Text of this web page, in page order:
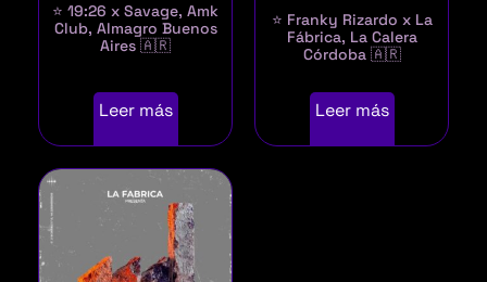
⭐ 19:26 x Savage, Amk
Club, Almagro Buenos
Aires 🇦🇷
Leer más
⭐ Franky Rizardo x La
Fábrica, La Calera
Córdoba 🇦🇷
Leer más